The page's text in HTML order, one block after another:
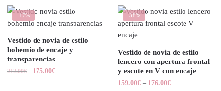
-17%
Vestido de novia de estilo
bohemio de encaje y
transparencias
212.00€ 175.00€
-38%
Vestido de novia de estilo
lencero con apertura frontal
y escote en V con encaje
159.00€ – 176.00€